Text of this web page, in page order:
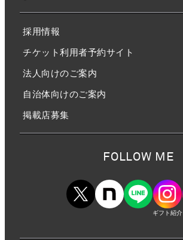
採用情報
チケット利用者予約サイト
法人向けのご案内
自治体向けのご案内
掲載店募集
FOLLOW ME
ギフト紹介